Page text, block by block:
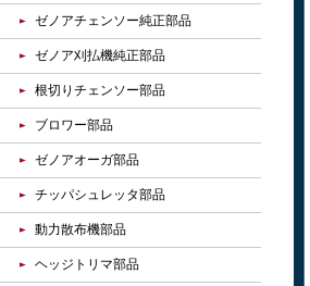
ゼノアチェンソー純正部品
ゼノア刈払機純正部品
根切りチェンソー部品
ブロワー部品
ゼノアオーガ部品
チッパシュレッタ部品
動力散布機部品
ヘッジトリマ部品